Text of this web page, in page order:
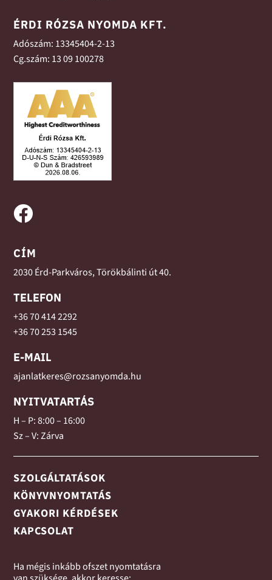
ÉRDI RÓZSA NYOMDA KFT.
Adószám: 13345404-2-13
Cg.szám: 13 09 100278

CÍM
2030 Érd-Parkváros, Törökbálinti út 40.
TELEFON
+36 70 414 2292
+3670 253 1545
E-MAIL
ajanlatkeres@rozsanyomda.hu
NYITVATARTÁS
H – P: 8:00 – 16:00
Sz – V: Zárva
SZOLGÁLTATÁSOK
KÖNYVNYOMTATÁS
GYAKORI KÉRDÉSEK
KAPCSOLAT
Ha mégis inkább ofszet nyomtatásra